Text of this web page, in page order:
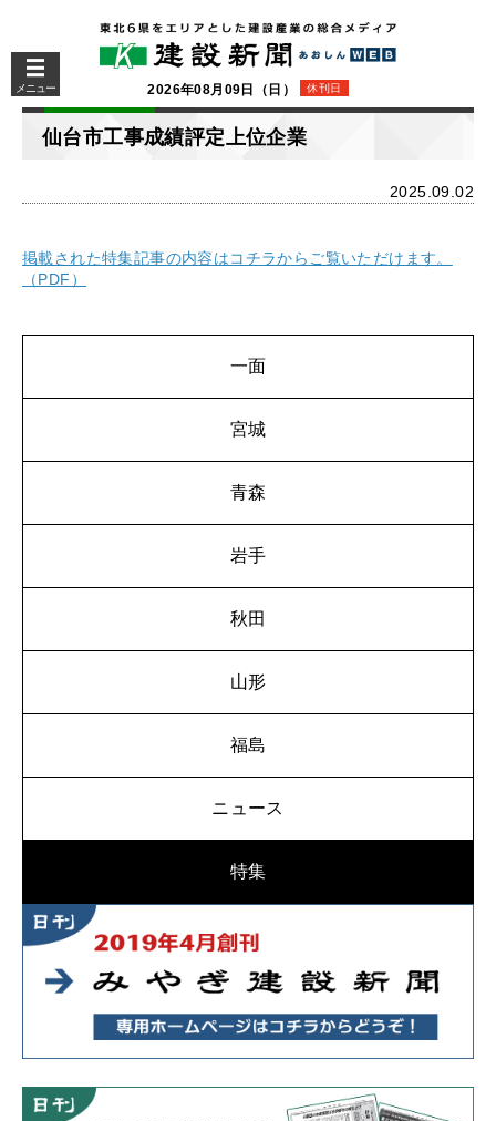
メニュー 2026年08月09日（日） 休刊日
仙台市工事成績評定上位企業
2025.09.02
掲載された特集記事の内容はコチラからご覧いただけます。
（PDF）
一面
宮城
青森
岩手
秋田
山形
福島
ニュース
特集